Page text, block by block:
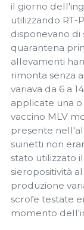
il giorno
utilizzando RT-
disponevano
quarantena
allevamenti
rimonta senza
variava da 6 a
applicate una
vaccino MLV
presente
suinetti non
stato utilizzato
sieropositività
produzione
scrofe testate
momento